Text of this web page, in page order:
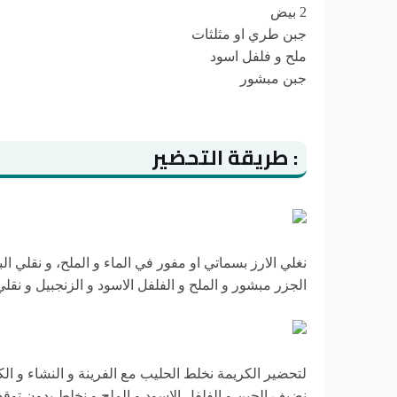
2 بيض
جبن طري او مثلثات
ملح و فلفل اسود
جبن مبشور
: طريقة التحضير
نغلي الارز بسماتي او مفور في الماء و الملح، و
الجزر مبشور و الملح و الفلفل الاسود و الزنجبيل و